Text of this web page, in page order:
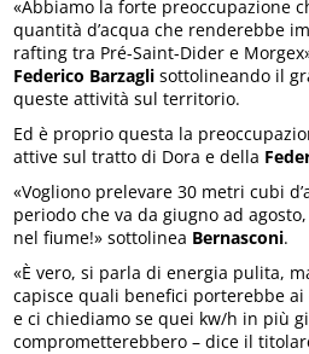
«Abbiamo la forte preoccupazione
quantità d’acqua che renderebbe
rafting tra Pré-Saint-Dider e
Federico Barzagli sottolineando il
queste attività sul territorio.
Ed è proprio questa la
attive sul tratto di Dora e della
«Vogliono prelevare 30 metri cubi
periodo che va da giugno ad
nel fiume!» sottolinea Bernasconi.
«È vero, si parla di energia pulita,
capisce quali benefici porterebbe
e ci chiediamo se quei kw/h in più
comprometterebbero – dice il